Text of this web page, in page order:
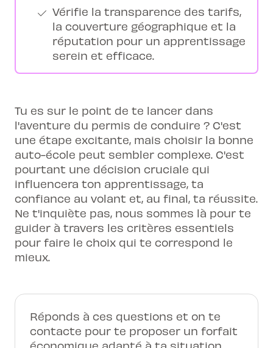
Vérifie la transparence des tarifs,
la couverture géographique et la
réputation pour un apprentissage
serein et efficace.
Tu es sur le point de te lancer dans
l'aventure du permis de conduire ? C'est
une étape excitante, mais choisir la bonne
auto-école peut sembler complexe. C'est
pourtant une décision cruciale qui
influencera ton apprentissage, ta
confiance au volant et, au final, ta réussite.
Ne t'inquiète pas, nous sommes là pour te
guider à travers les critères essentiels
pour faire le choix qui te correspond le
mieux.
Réponds à ces questions et on te
contacte pour te proposer un forfait
économique adapté à ta situation.